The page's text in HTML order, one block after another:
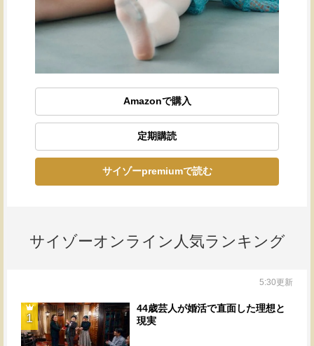
Amazonで購入
定期購読
サイゾーpremiumで読む
サイゾーオンライン人気ランキング
5:30更新
1
44歳芸人が婚活で直面した理想と
現実